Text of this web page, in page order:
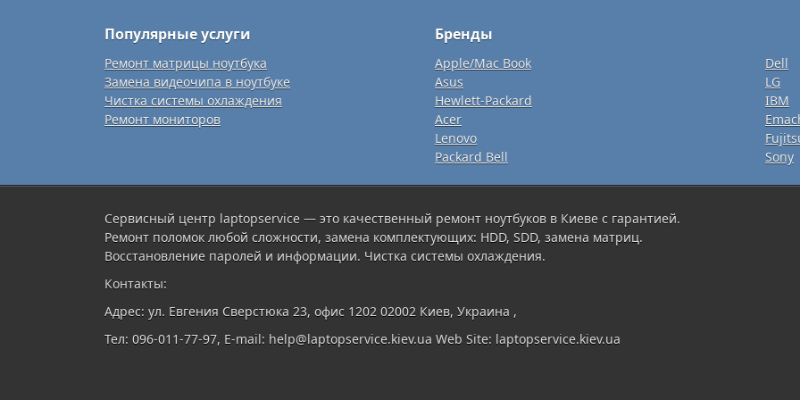
Популярные услуги Бренды
Ремонт матрицы ноутбука
Замена видеочипа в ноутбуке
Чистка системы охлаждения
Ремонт мониторов
Apple/Mac Book
Asus
Hewlett-Packard
Acer
Lenovo
Packard Bell
Dell
LG
IBM
Sony
Сервисный центр laptopservice — это качественный ремонт ноутбуков в Киеве с гарантией.
Ремонт поломок любой сложности, замена комплектующих: HDD, SDD, замена матриц.
Восстановление паролей и информации. Чистка системы охлаждения.
Контакты:
Адрес: ул. Евгения Сверстюка 23, офис 1202 02002 Киев, Украина ,
Тел: 096-011-77-97, E-mail: help@laptopservice.kiev.ua Web Site: laptopservice.kiev.ua